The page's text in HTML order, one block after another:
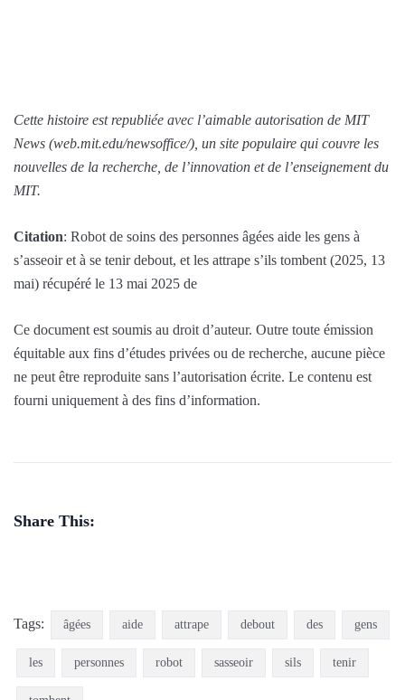
Cette histoire est republiée avec l’aimable autorisation de MIT
News (web.mit.edu/newsoffice/), un site populaire qui couvre les
nouvelles de la recherche, de l’innovation et de l’enseignement du
MIT.
Citation: Robot de soins des personnes âgées aide les gens à
s’asseoir et à se tenir debout, et les attrape s’ils tombent (2025, 13
mai) récupéré le 13 mai 2025 de
Ce document est soumis au droit d’auteur. Outre toute émission
équitable aux fins d’études privées ou de recherche, aucune pièce
ne peut être reproduite sans l’autorisation écrite. Le contenu est
fourni uniquement à des fins d’information.
Share This:
Tags: âgées aide attrape debout des gens
les personnes robot sasseoir sils tenir